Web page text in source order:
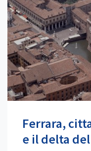
Ferrara,
e il delta del